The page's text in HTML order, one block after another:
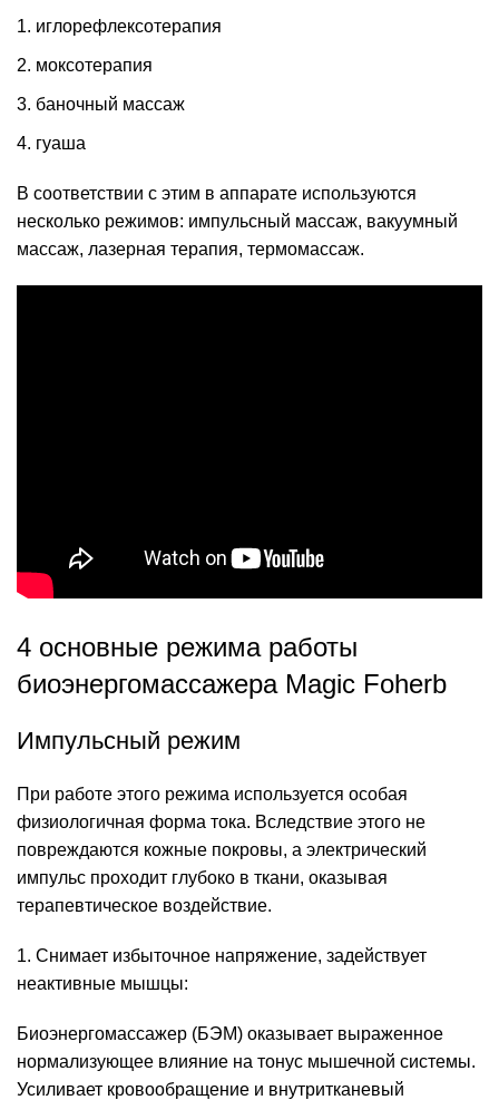
иглорефлексотерапия
моксотерапия
баночный массаж
гуаша
В соответствии с этим в аппарате используются
несколько режимов: импульсный массаж, вакуумный
массаж, лазерная терапия, термомассаж.
4 основные режима работы
биоэнергомассажера Magic Foherb
Импульсный режим
При работе этого режима используется особая
физиологичная форма тока. Вследствие этого не
повреждаются кожные покровы, а электрический
импульс проходит глубоко в ткани, оказывая
терапевтическое воздействие.
1. Снимает избыточное напряжение, задействует
неактивные мышцы:
Биоэнергомассажер (БЭМ) оказывает выраженное
нормализующее влияние на тонус мышечной системы.
Усиливает кровообращение и внутритканевый